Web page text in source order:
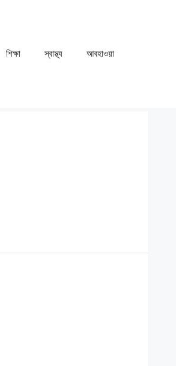
⁠⁠শিক্ষা ⁠⁠স্বাস্থ্য ⁠⁠আবহাওয়া